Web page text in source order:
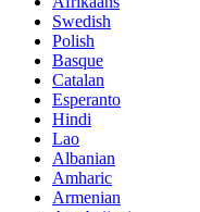
Swedish
Polish
Basque
Catalan
Esperanto
Hindi
Lao
Albanian
Amharic
Armenian